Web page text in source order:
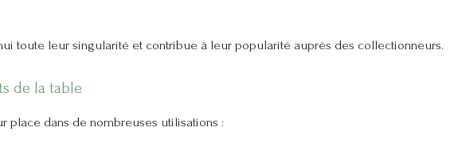
toute leur singularité et contribue à leur popularité auprès des collectionneurs.
de la table
place dans de nombreuses utilisations :